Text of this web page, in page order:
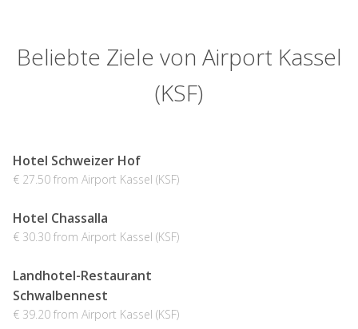
Beliebte Ziele von Airport Kassel
(KSF)
Hotel Schweizer Hof
€ 27.50 from Airport Kassel (KSF)
Hotel Chassalla
€ 30.30 from Airport Kassel (KSF)
Landhotel-Restaurant
Schwalbennest
€ 39.20 from Airport Kassel (KSF)